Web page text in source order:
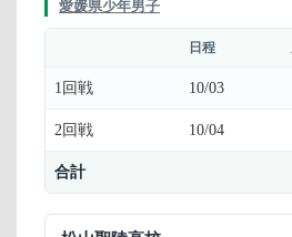
愛媛県少年男子
日程
1回戦 10/03
2回戦 10/04
合計